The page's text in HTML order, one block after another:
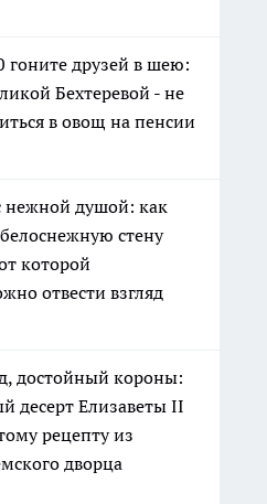
гоните друзей в шею:
Бехтеревой - не
в овощ на пенсии
нежной душой: как
стену
которой
отвести взгляд
достойный короны:
десерт Елизаветы II
рецепту из
дворца